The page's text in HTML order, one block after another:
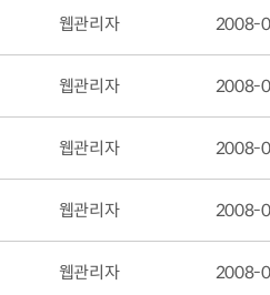
웹관리자 2008-
웹관리자 2008-
웹관리자 2008-
웹관리자 2008-
웹관리자 2008-